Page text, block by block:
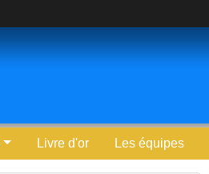
Livre d'or Les équipes